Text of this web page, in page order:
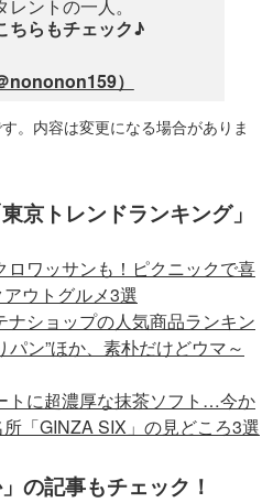
ントの一人。
ちらもチェック♪
）
。内容は変更になる場合がありま
京トレンドランキング」
ロワッサンも！ピクニックで喜
ウトグルメ3選
ナショップの人気商品ランキン
ン”ほか、素朴だけどウマ～
トに超濃厚な抹茶ソフト…今か
「GINZA SIX」の見どころ3選
の記事もチェック！